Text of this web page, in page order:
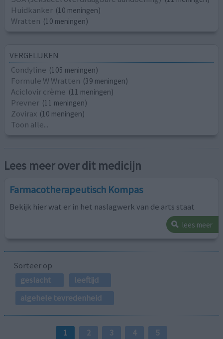
Huidkanker (10 meningen)
Wratten (10 meningen)
VERGELIJKEN
Condyline (105 meningen)
Formule W Wratten (39 meningen)
Aciclovir crème (11 meningen)
Prevner (11 meningen)
Zovirax (10 meningen)
Toon alle...
Lees meer over dit medicijn
Farmacotherapeutisch Kompas
Bekijk hier wat er in het naslagwerk van de arts staat
lees meer
Sorteer op
geslacht
leeftijd
algehele tevredenheid
1 2 3 4 5